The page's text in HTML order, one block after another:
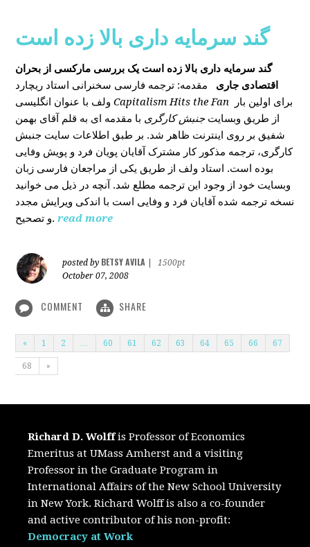
گند سرمایه داری بالا زده است
گند سرمایه داری بالا زده است یک بررسی مارکسی از بحران
اقتصادی جاری
مقدمه: ترجمه فارسی سخنرانی استاد ریچارد
ولف با عنوان انگلیسیCapitalism Hits the Fan
از طریق وبسایتجنبش کارگری با مقدمه ای به قلم آقای بهمن
شفیق بر روی اینترنت ظاهر شد. بر طبق اطلاعات سایت جنبش
کارگری، ترجمه مذکور کار مشترک آقایان پویان فرد و پویش وفایی
بوده است. استاد ولف از طریق یکی از مراجعان فارسی زبان
وبسایت خود از وجود این ترجمه مطلع شد. آنچه در ذیل می خوانید
نسخه ترجمه شده آقایان فرد و وفایی است با اندکی ویرایش مجدد
و تصحیح. read more
posted by BETSY AVILA
1500pt
October 07, 2008
COMMENT SHARE
« 1 2 60 61 62 63 64 65 66 67
68 »
Richard D. Wolffis Professor of Economics
Emeritus at UMass Amherst and a visiting
Professor in the Graduate Program in
International Affairs of the New School University
in New York. Richard Wolff is also a co-founder
and active contributor of his non-profit:
Democracy at Work